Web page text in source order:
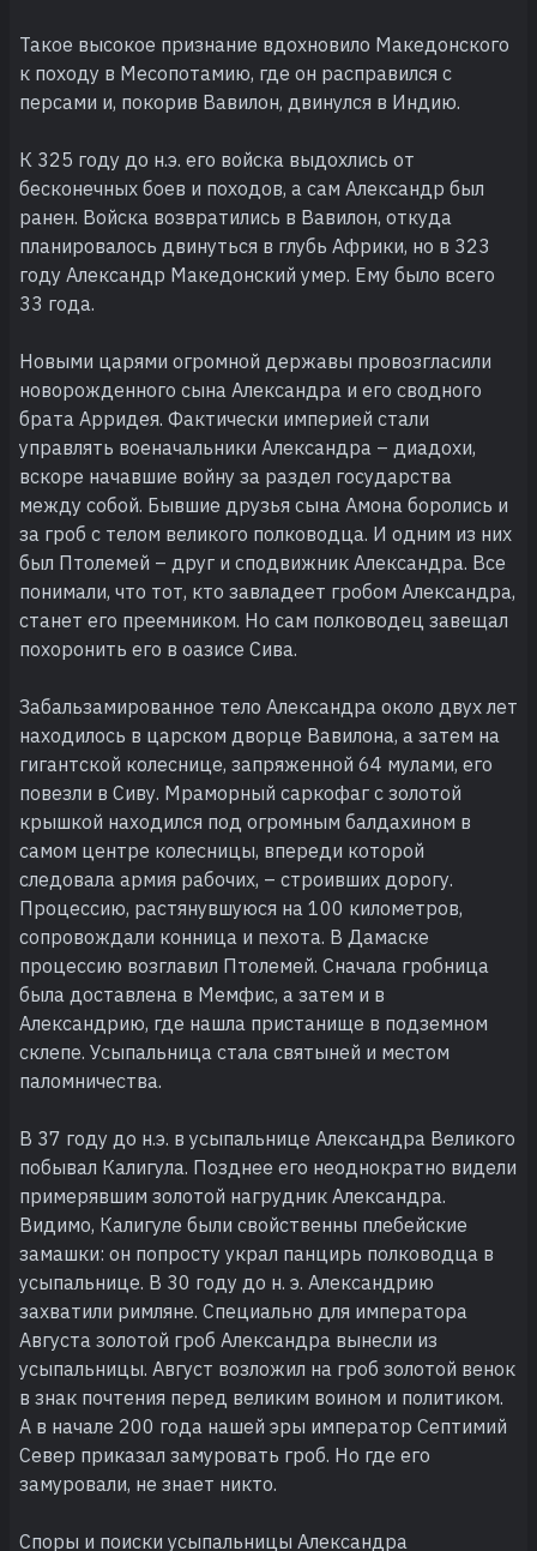
Такое высокое признание вдохновило Македонского
к походу в Месопотамию, где он расправился с
персами и, покорив Вавилон, двинулся в Индию.
К 325 году до н.э. его войска выдохлись от
бесконечных боев и походов, а сам Александр был
ранен. Войска возвратились в Вавилон, откуда
планировалось двинуться в глубь Африки, но в 323
году Александр Македонский умер. Ему было всего
33 года.
Новыми царями огромной державы провозгласили
новорожденного сына Александра и его сводного
брата Арридея. Фактически империей стали
управлять военачальники Александра – диадохи,
вскоре начавшие войну за раздел государства
между собой. Бывшие друзья сына Амона боролись и
за гроб с телом великого полководца. И одним из них
был Птолемей – друг и сподвижник Александра. Все
понимали, что тот, кто завладеет гробом Александра,
станет его преемником. Но сам полководец завещал
похоронить его в оазисе Сива.
Забальзамированное тело Александра около двух лет
находилось в царском дворце Вавилона, а затем на
гигантской колеснице, запряженной 64 мулами, его
повезли в Сиву. Мраморный саркофаг с золотой
крышкой находился под огромным балдахином в
самом центре колесницы, впереди которой
следовала армия рабочих, – строивших дорогу.
Процессию, растянувшуюся на 100 километров,
сопровождали конница и пехота. В Дамаске
процессию воз­главил Птолемей. Сначала гробница
была доставлена в Мемфис, а затем и в
Александрию, где нашла пристанище в подземном
склепе. Усыпальница стала святыней и местом
паломничества.
В 37 году до н.э. в усыпальнице Александра Великого
побывал Калигула. Позднее его неоднократно видели
примерявшим золотой нагрудник Александра.
Видимо, Калигуле были свойственны плебейские
замашки: он попросту украл панцирь полководца в
усыпальнице. В 30 году до н. э. Александрию
захватили римляне. Специально для императора
Августа золотой гроб Александра вынесли из
усыпальницы. Август возложил на гроб золотой венок
в знак почтения перед великим воином и политиком.
А в начале 200 года нашей эры император Септимий
Север приказал замуровать гроб. Но где его
замуровали, не знает никто.
Споры и поиски усыпальницы Александра